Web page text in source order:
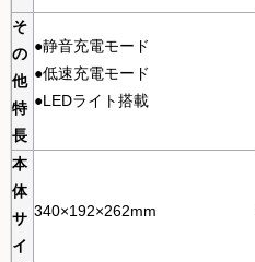
そ
の
他
特
長
●静音充電モード
●低速充電モード
●LEDライト搭載
本
体
サ
イ
340×192×262mm